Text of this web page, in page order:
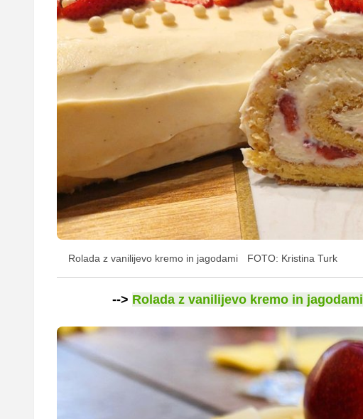
Rolada z vanilijevo kremo in jagodami FOTO: Kristina Turk
--> Rolada z vanilijevo kremo in jagodami